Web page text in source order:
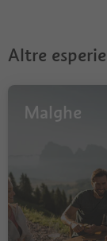
Altre
Malghe